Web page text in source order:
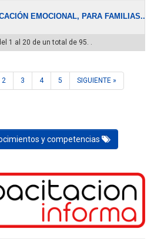
EMOCIONAL, PARA FAMILIAS...
1 al 20 de un total de 95. .
2 3 4 5 SIGUIENTE »
y competencias